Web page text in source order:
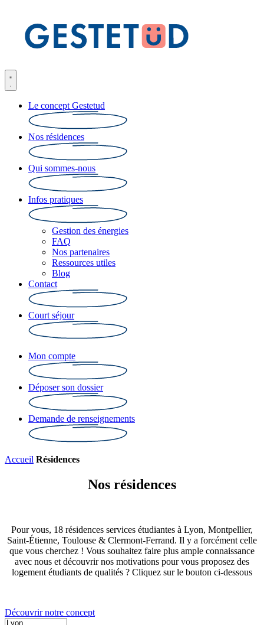
Le concept Gestetud
Nos résidences
Qui sommes-nous
Infos pratiques
Gestion des énergies
FAQ
Nos partenaires
Ressources utiles
Blog
Contact
Court séjour
Mon compte
Déposer son dossier
Demande de renseignements
Accueil Résidences
Nos résidences
Pour vous, 18 résidences services étudiantes à Lyon, Montpellier,
Saint-Étienne, Toulouse & Clermont-Ferrand. Il y a forcément celle
que vous cherchez ! Vous souhaitez faire plus ample connaissance
avec nous et découvrir nos motivations pour vous proposez des
logement étudiants de qualités ? Cliquez sur le bouton ci-dessous
Découvrir notre concept